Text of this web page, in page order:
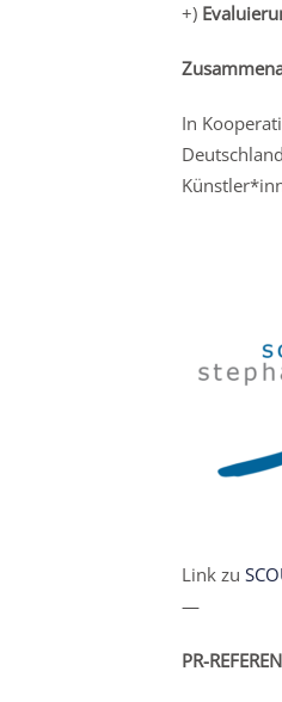
+)
In
Link zu
—
PR-